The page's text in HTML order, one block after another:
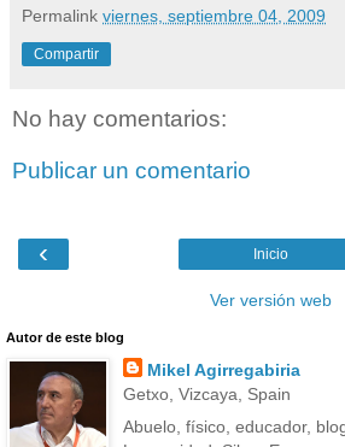
Permalink viernes, septiembre 04, 2009
Compartir
No hay comentarios:
Publicar un comentario
‹ Inicio
Ver versión web
Autor de este blog
Mikel Agirregabiria
Getxo, Vizcaya, Spain
Abuelo, físico, educador,